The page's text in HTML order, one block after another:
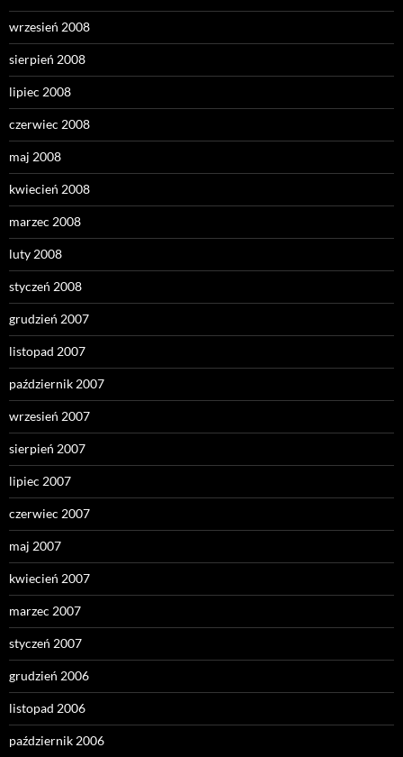
wrzesień 2008
sierpień 2008
lipiec 2008
czerwiec 2008
maj 2008
kwiecień 2008
marzec 2008
luty 2008
styczeń 2008
grudzień 2007
listopad 2007
październik 2007
wrzesień 2007
sierpień 2007
lipiec 2007
czerwiec 2007
maj 2007
kwiecień 2007
marzec 2007
styczeń 2007
grudzień 2006
listopad 2006
październik 2006